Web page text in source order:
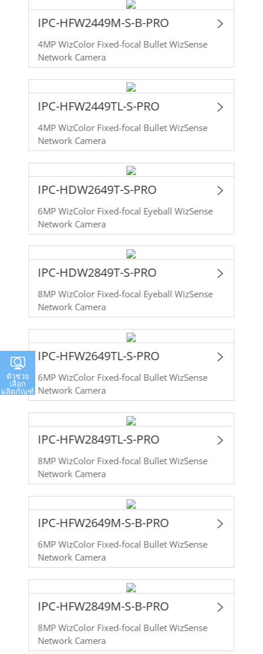
IPC-HFW2449M-S-B-PRO
4MP WizColor Fixed-focal Bullet WizSense
Network Camera
IPC-HFW2449TL-S-PRO
4MP WizColor Fixed-focal Bullet WizSense
Network Camera
IPC-HDW2649T-S-PRO
6MP WizColor Fixed-focal Eyeball WizSense
Network Camera
IPC-HDW2849T-S-PRO
8MP WizColor Fixed-focal Eyeball WizSense
Network Camera
IPC-HFW2649TL-S-PRO
6MP WizColor Fixed-focal Bullet WizSense
Network Camera
IPC-HFW2849TL-S-PRO
8MP WizColor Fixed-focal Bullet WizSense
Network Camera
IPC-HFW2649M-S-B-PRO
6MP WizColor Fixed-focal Bullet WizSense
Network Camera
IPC-HFW2849M-S-B-PRO
8MP WizColor Fixed-focal Bullet WizSense
Network Camera
ตัวช่วย
เลือก
ผลิตภัณฑ์